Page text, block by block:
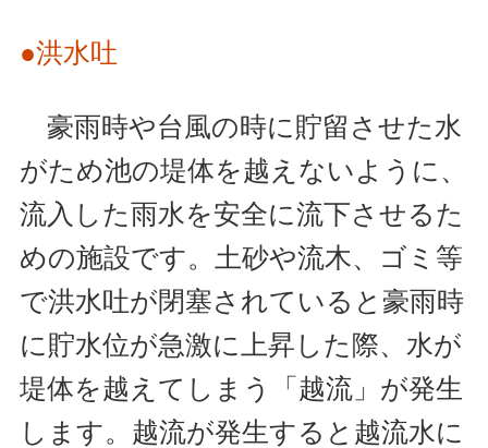
●洪水吐
豪雨時や台風の時に貯留させた水
がため池の堤体を越えないように、
流入した雨水を安全に流下させるた
めの施設です。土砂や流木、ゴミ等
で洪水吐が閉塞されていると豪雨時
に貯水位が急激に上昇した際、水が
堤体を越えてしまう「越流」が発生
します。越流が発生すると越流水に